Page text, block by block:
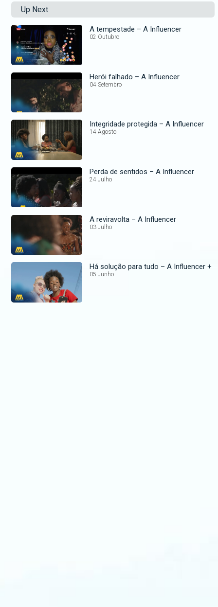
Up Next
A tempestade – A Influencer
02 Outubro
Herói falhado – A Influencer
04 Setembro
Integridade protegida – A Influencer
14 Agosto
Perda de sentidos – A Influencer
24 Julho
A reviravolta – A Influencer
03 Julho
Há solução para tudo – A Influencer +
05 Junho